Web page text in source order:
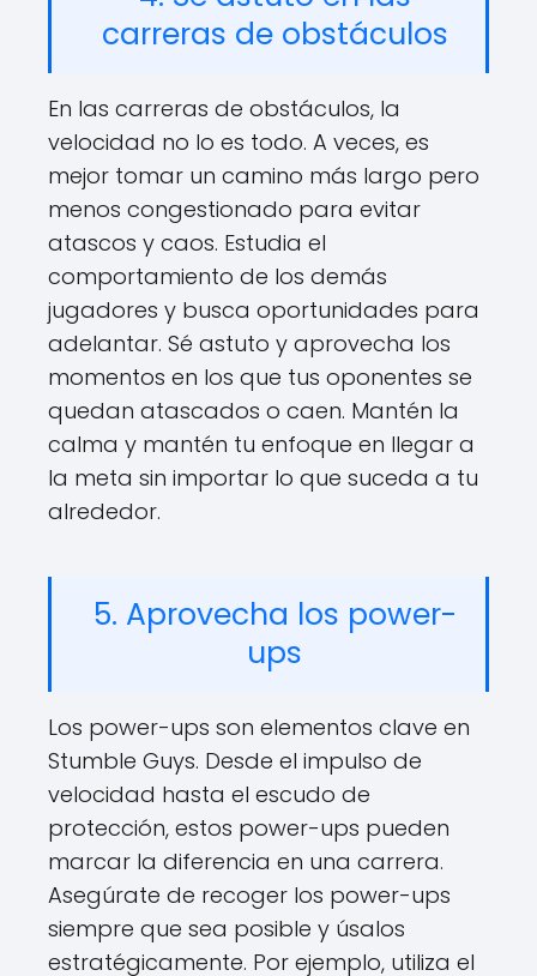
carreras de obstáculos
En las carreras de obstáculos, la
velocidad no lo es todo. A veces, es
mejor tomar un camino más largo pero
menos congestionado para evitar
atascos y caos. Estudia el
comportamiento de los demás
jugadores y busca oportunidades para
adelantar. Sé astuto y aprovecha los
momentos en los que tus oponentes se
quedan atascados o caen. Mantén la
calma y mantén tu enfoque en llegar a
la meta sin importar lo que suceda a tu
alrededor.
5. Aprovecha los power-
ups
Los power-ups son elementos clave en
Stumble Guys. Desde el impulso de
velocidad hasta el escudo de
protección, estos power-ups pueden
marcar la diferencia en una carrera.
Asegúrate de recoger los power-ups
siempre que sea posible y úsalos
estratégicamente. Por ejemplo, utiliza el